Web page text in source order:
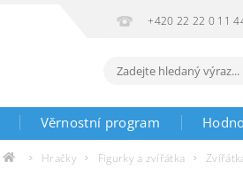
+420 22 22 0 11
Věrnostní program
Hračky Figurky a zvířátka